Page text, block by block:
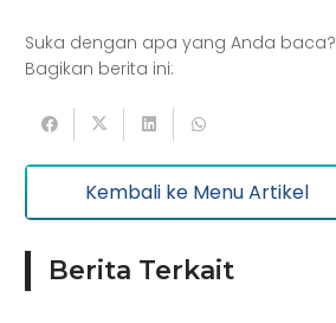
Suka dengan apa yang Anda baca?
Bagikan berita ini:
Kembali ke Menu Artikel
Berita Terkait
Pemerintahan
Informasi dan Komunikasi
Pariwisata
Listrik dan Gas
Manufaktur
Sertifikasi